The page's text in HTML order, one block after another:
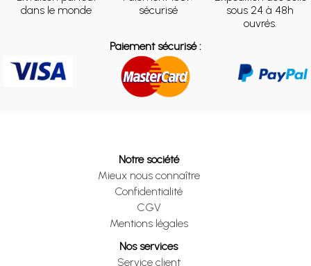
dans le monde
sécurisé
sous 24 à 48h
ouvrés.
Paiement sécurisé :
Notre société
Mieux nous connaître
Confidentialité
CGV
Mentions légales
Nos services
Service client